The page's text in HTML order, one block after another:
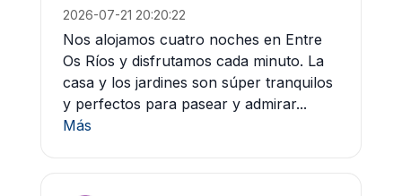
2026-07-21 20:20:22
Nos alojamos cuatro noches en Entre
Os Ríos y disfrutamos cada minuto. La
casa y los jardines son súper tranquilos
y perfectos para pasear y admirar...
Más